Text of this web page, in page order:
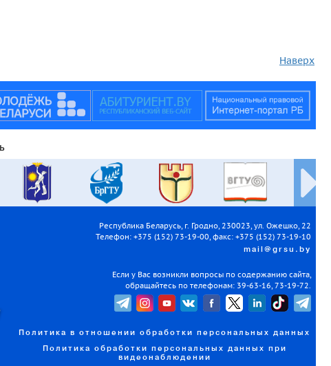
Наверх
Республика Беларусь, г. Гродно, 230023, ул. Ожешко, 22
Телефон: +375 (152) 73-19-00, факс: +375 (152) 73-19-10
mail@grsu.by
Если у Вас возникли вопросы по содержанию сайта,
обращайтесь по телефонам: 39-63-16, 73-19-72.
Политика в отношении обработки персональных данных
Политика обработки персональных данных при
видеонаблюдении